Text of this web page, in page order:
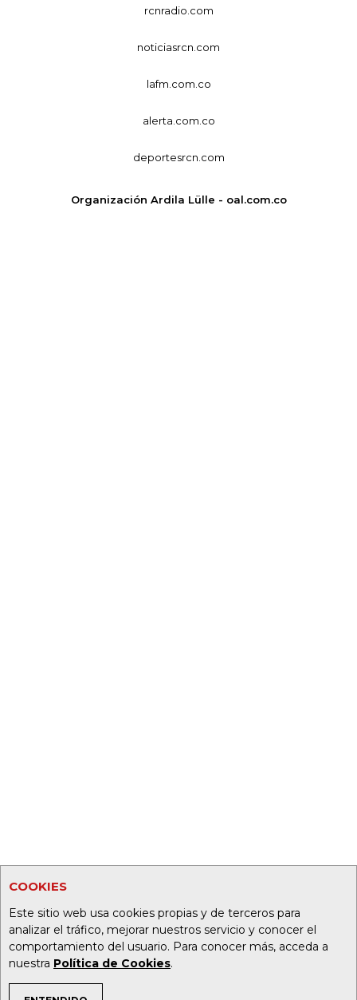
COOKIES
Este sitio web usa cookies propias y de terceros para
analizar el tráfico, mejorar nuestros servicio y conocer el
comportamiento del usuario. Para conocer más, acceda a
nuestra Política de Cookies.
rcnradio.com
noticiasrcn.com
lafm.com.co
alerta.com.co
deportesrcn.com
Organización Ardila Lülle - oal.com.co